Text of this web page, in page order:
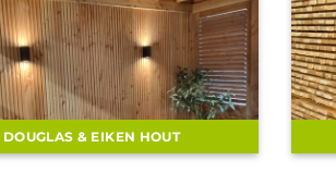
DOUGLAS & EIKEN HOUT